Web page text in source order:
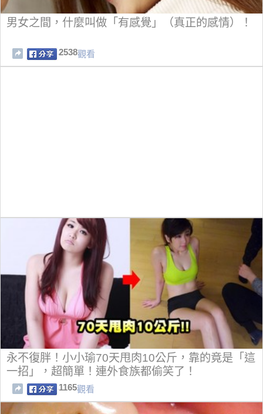
男女之間，什麼叫做「有感覺」（真正的感情）！
2538觀看
永不復胖！小小瑜70天甩肉10公斤，靠的竟是「這
一招」，超簡單！連外食族都偷笑了！
1165觀看